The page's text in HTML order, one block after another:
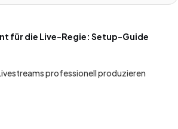
für die Live-Regie: Setup-Guide
professionell produzieren